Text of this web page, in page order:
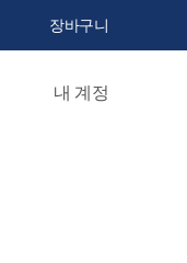
장바구니
내 계정